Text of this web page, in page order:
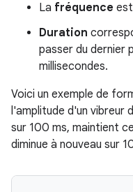
La fréquence
Duration
passer du dernier
millisecondes.
Voici un exemple de
l'amplitude d'un vibreur
sur 100 ms, maintient
diminue à nouveau sur